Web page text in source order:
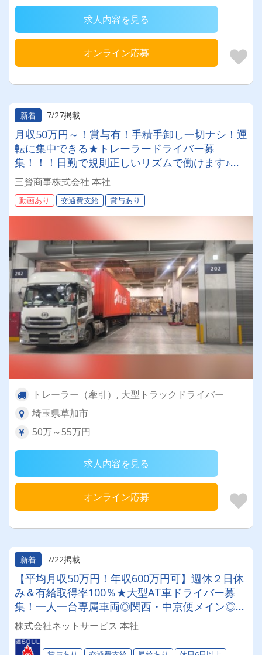
求人内容を見る
オンライン応募
新着 7/27掲載
月収50万円～！賞与有！手積手卸し一切ナシ！運
転に集中できる★トレーラードライバー募
集！！！日勤で規則正しいリズムで働けます♪定
着率抜群の職場なので、レアな募集です！
三賢商事株式会社 本社
動画あり 交通費支給 賞与あり
トレーラー（牽引）, 大型トラックドライバー
埼玉県草加市
50万～55万円
求人内容を見る
オンライン応募
新着 7/22掲載
【平均月収50万円！年収600万円可】週休２日休
み＆有給取得率100％★大型AT車ドライバー募
集！一人一台専属車両◎関西・中京便メイン◎誕
生日祝い1万円支給♪
株式会社ネットサービス 本社